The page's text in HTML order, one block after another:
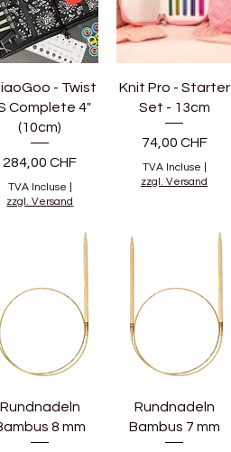
- Twist
Complete 4"
(10cm)
Prix
284,00 CHF
TVA Incluse
zzgl. Versand
Knit Pro - Starter
Set - 13cm
Prix
74,00 CHF
TVA Incluse
zzgl. Versand
Rundnadeln
8 mm
Rundnadeln
Bambus 7 mm